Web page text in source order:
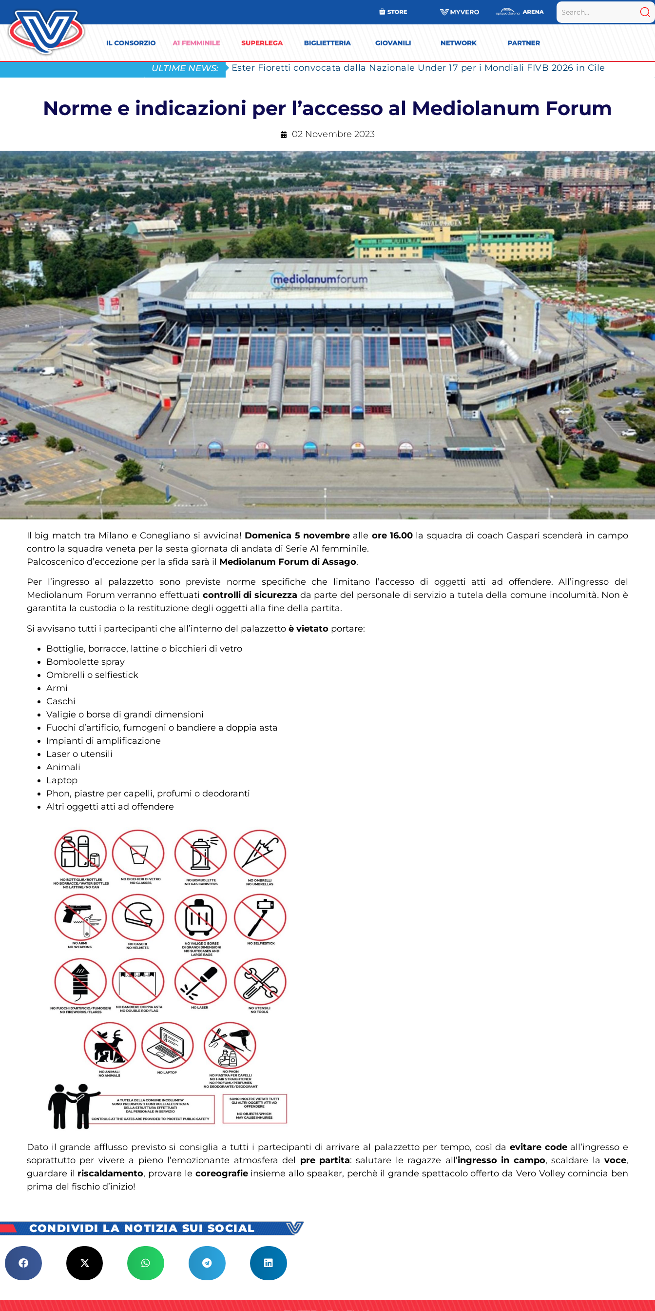
ULTIME NEWS: Ester Fioretti convocata dalla Nazionale Under 17 per i Mondiali FIVB 2026 in Cile
Norme e indicazioni per l’accesso al Mediolanum Forum
02 Novembre 2023
Il big match tra Milano e Conegliano si avvicina! Domenica 5 novembre alle ore 16.00 la squadra di coach Gaspari scenderà in campo
contro la squadra veneta per la sesta giornata di andata di Serie A1 femminile.
Palcoscenico d’eccezione per la sfida sarà il Mediolanum Forum di Assago.
Per l’ingresso al palazzetto sono previste norme specifiche che limitano l’accesso di oggetti atti ad offendere. All’ingresso del
Mediolanum Forum verranno effettuati controlli di sicurezza da parte del personale di servizio a tutela della comune incolumità. Non è
garantita la custodia o la restituzione degli oggetti alla fine della partita.
Si avvisano tutti i partecipanti che all’interno del palazzetto è vietato portare:
Bottiglie, borracce, lattine o bicchieri di vetro
Bombolette spray
Ombrelli o selfiestick
Armi
Caschi
Valigie o borse di grandi dimensioni
Fuochi d’artificio, fumogeni o bandiere a doppia asta
Impianti di amplificazione
Laser o utensili
Animali
Laptop
Phon, piastre per capelli, profumi o deodoranti
Altri oggetti atti ad offendere
Dato il grande afflusso previsto si consiglia a tutti i partecipanti di arrivare al palazzetto per tempo, così da evitare codeall’ingresso e
soprattutto per vivere a pieno l’emozionante atmosfera del pre partita: salutare le ragazze all’ingresso in campo, scaldare lavoce,
guardare il riscaldamento, provare le coreografieinsieme allo speaker, perchè il grande spettacolo offerto da Vero Volley comincia ben
prima del fischio d’inizio!
CONDIVIDI LA NOTIZIA SUI SOCIAL